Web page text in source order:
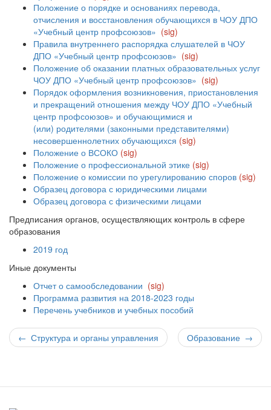
Положение о порядке и основаниях перевода,
отчисления и восстановления обучающихся в ЧОУ ДПО
«Учебный центр профсоюзов» (sig)
Правила внутреннего распорядка слушателей в ЧОУ
ДПО «Учебный центр профсоюзов» (sig)
Положение об оказании платных образовательных услуг
ЧОУ ДПО «Учебный центр профсоюзов» (sig)
Порядок оформления возникновения, приостановления
и прекращений отношения между ЧОУ ДПО «Учебный
центр профсоюзов» и обучающимися и
(или) родителями (законными представителями)
несовершеннолетних обучающихся (sig)
Положение о ВСОКО (sig)
Положение о профессиональной этике (sig)
Положение о комиссии по урегулированию споров (sig)
Образец договора с юридическими лицами
Образец договора с физическими лицами
Предписания органов, осуществляющих контроль в сфере
образования
2019 год
Иные документы
Отчет о самообследовании (sig)
Программа развития на 2018-2023 годы
Перечень учебников и учебных пособий
← Структура и органы управления Образование →